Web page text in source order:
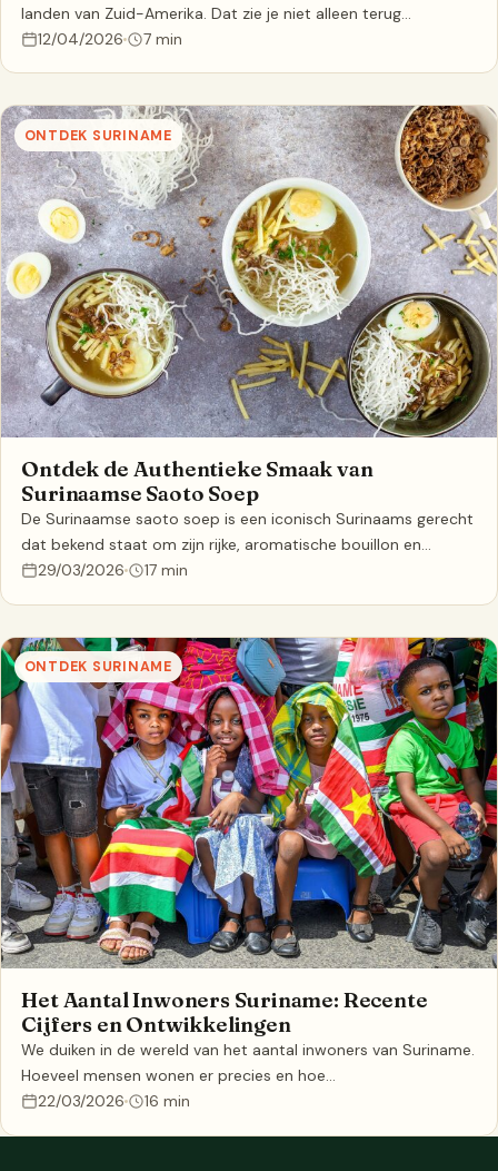
landen van Zuid-Amerika. Dat zie je niet alleen terug…
12/04/2026
7 min
ONTDEK SURINAME
Ontdek de Authentieke Smaak van
Surinaamse Saoto Soep
De Surinaamse saoto soep is een iconisch Surinaams gerecht
dat bekend staat om zijn rijke, aromatische bouillon en…
29/03/2026
17 min
ONTDEK SURINAME
Het Aantal Inwoners Suriname: Recente
Cijfers en Ontwikkelingen
We duiken in de wereld van het aantal inwoners van Suriname.
Hoeveel mensen wonen er precies en hoe…
22/03/2026
16 min